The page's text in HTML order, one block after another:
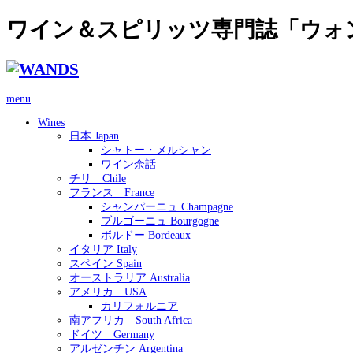
ワイン＆スピリッツ専門誌「ウォ
menu
Wines
日本 Japan
シャトー・メルシャン
ワイン余話
チリ Chile
フランス France
シャンパーニュ Champagne
ブルゴーニュ Bourgogne
ボルドー Bordeaux
イタリア Italy
スペイン Spain
オーストラリア Australia
アメリカ USA
カリフォルニア
南アフリカ South Africa
ドイツ Germany
アルゼンチン Argentina